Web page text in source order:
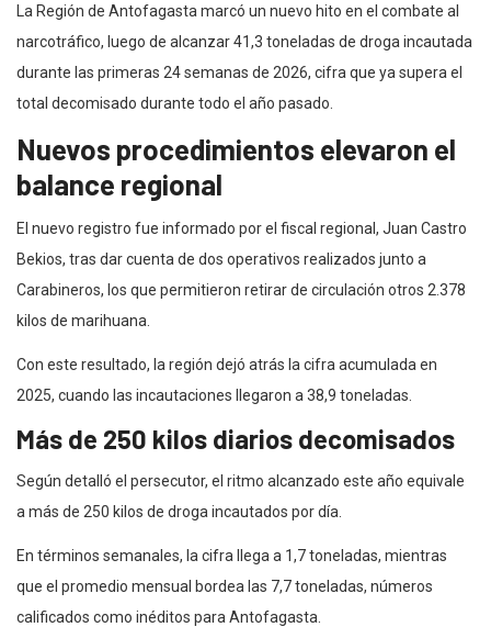
La Región de Antofagasta marcó un nuevo hito en el combate al
narcotráfico, luego de alcanzar 41,3 toneladas de droga incautada
durante las primeras 24 semanas de 2026, cifra que ya supera el
total decomisado durante todo el año pasado.
Nuevos procedimientos elevaron el
balance regional
El nuevo registro fue informado por el fiscal regional, Juan Castro
Bekios, tras dar cuenta de dos operativos realizados junto a
Carabineros, los que permitieron retirar de circulación otros 2.378
kilos de marihuana.
Con este resultado, la región dejó atrás la cifra acumulada en
2025, cuando las incautaciones llegaron a 38,9 toneladas.
Más de 250 kilos diarios decomisados
Según detalló el persecutor, el ritmo alcanzado este año equivale
a más de 250 kilos de droga incautados por día.
En términos semanales, la cifra llega a 1,7 toneladas, mientras
que el promedio mensual bordea las 7,7 toneladas, números
calificados como inéditos para Antofagasta.